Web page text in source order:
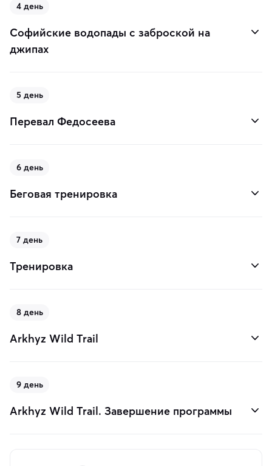
4 день
Софийские водопады с заброской на
джипах
5 день
Перевал Федосеева
6 день
Беговая тренировка
7 день
Тренировка
8 день
Arkhyz Wild Trail
9 день
Arkhyz Wild Trail. Завершение программы